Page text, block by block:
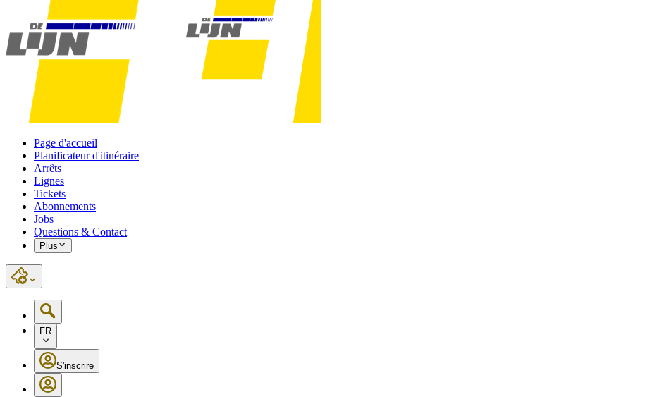
Page d'accueil
Planificateur d'itinéraire
Arrêts
Lignes
Tickets
Abonnements
Jobs
Questions & Contact
Plus
FR
S'inscrire